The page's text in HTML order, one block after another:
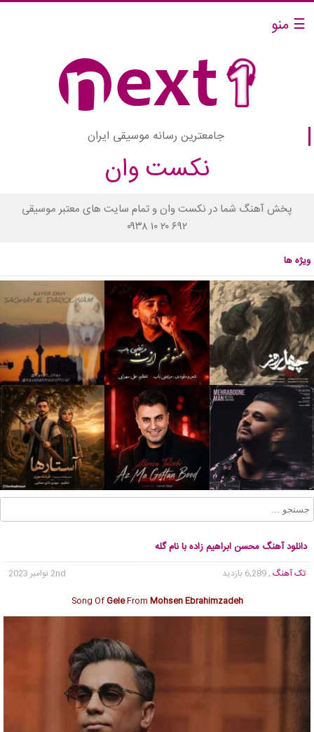
☰ منو
جامعترین رسانه موسیقی ایران
نکست وان
پخش آهنگ شما در نکست وان و تمام سایت های معتبر موسیقی
۰۹۳۸ ۱۰ ۲۰ ۶۹۲
ویژه ها
دانلود آهنگ محسن ابراهیم زاده با نام گله
تک آهنگ , 6,289 بازدید
2nd نوامبر 2023
Song OfGeleFrom Mohsen Ebrahimzadeh